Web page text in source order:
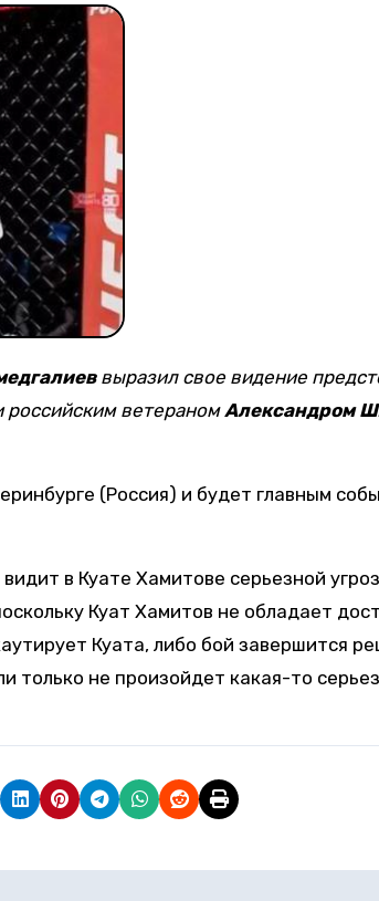
выразил свое видение
российским ветераномАлександром
(Россия) и будет главным
в Куате Хамитове серьезной
Куат Хамитов не обладает
Куата, либо бой завершится
только не произойдет какая-то